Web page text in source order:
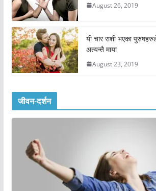
August 26, 2019
यी चार राशी भएका
अत्यन्तै माया
August 23, 2019
जीवन-दर्शन